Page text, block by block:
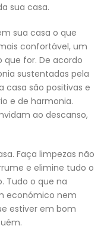
sua casa.
sua casa o que
confortável, um
que for. De acordo
sustentadas pela
casa são positivas e
e de harmonia.
ao descanso,
Faça limpezas não
e elimine tudo o
Tudo o que na
económico nem
estiver em bom